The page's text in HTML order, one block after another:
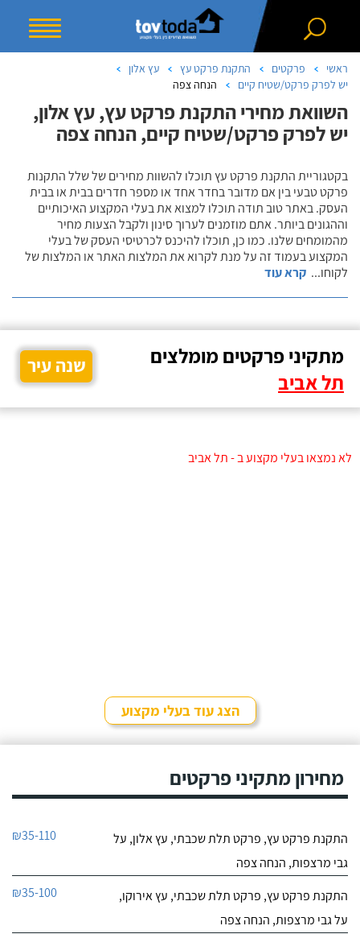
ראשי פרקטים התקנת פרקט עץ
עץ אלון
יש לפרק פרקט/שטיח קיים
הנחה צפה
השוואת מחירי התקנת פרקט עץ, עץ אלון,
יש לפרק פרקט/שטיח קיים, הנחה צפה
בקטגוריית התקנת פרקט עץ תוכלו להשוות מחירים של שלל התקנות
פרקט טבעי בין אם מדובר בחדר אחד או מספר חדרים בבית או בבית
העסק. באתר טוב תודה תוכלו למצוא את בעלי המקצוע האיכותיים
וההגונים ביותר. אתם מוזמנים לערוך סינון ולקבל הצעות מחיר
מהמומחים שלנו. כמו כן, תוכלו להיכנס לכרטיסי העסק של בעלי
המקצוע בעמוד זה על מנת לקרוא את המלצות האתר או המלצות של
לקוחו... קרא עוד
מתקיני פרקטים מומלצים
תל אביב
שנה עיר
לא נמצאו בעלי מקצוע ב - תל אביב
הצג עוד בעלי מקצוע
מחירון מתקיני פרקטים
התקנת פרקט עץ, פרקט תלת שכבתי, עץ אלון, על
גבי מרצפות, הנחה צפה
₪35-110
התקנת פרקט עץ, פרקט תלת שכבתי, עץ אירוקו,
על גבי מרצפות, הנחה צפה
₪35-100